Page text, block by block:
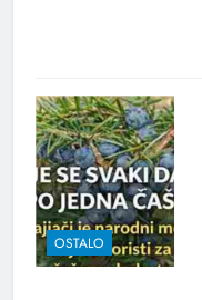
OSTALO